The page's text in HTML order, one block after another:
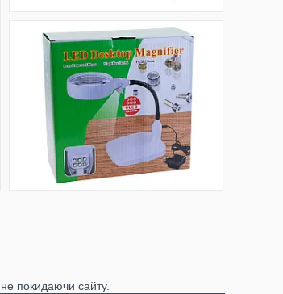
покидаючи сайту.